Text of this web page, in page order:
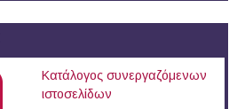
Κατάλογος συνεργαζόμενων
ιστοσελίδων